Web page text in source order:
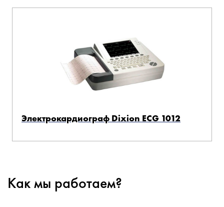
Электрокардиограф Dixion ECG 1012
Как мы работаем?